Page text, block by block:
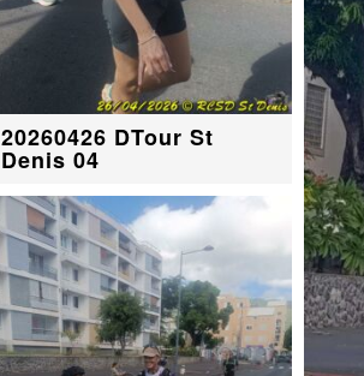
20260426 DTour St
Denis 04